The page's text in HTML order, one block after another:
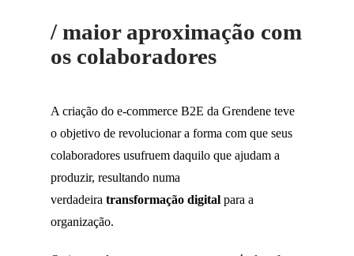
/ maior aproximação com
os colaboradores
A criação do e-commerce B2E da Grendene teve
o objetivo de revolucionar a forma com que seus
colaboradores usufruem daquilo que ajudam a
produzir, resultando numa
verdadeira transformação digital para a
organização.